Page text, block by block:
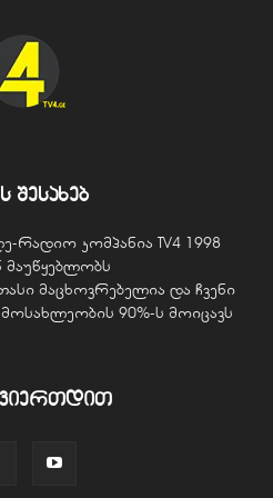
შესახებ
რადიო კომპანია TV4 1998
მაცხოვრებელია და ჩვენი
90%-ს მოიცავს